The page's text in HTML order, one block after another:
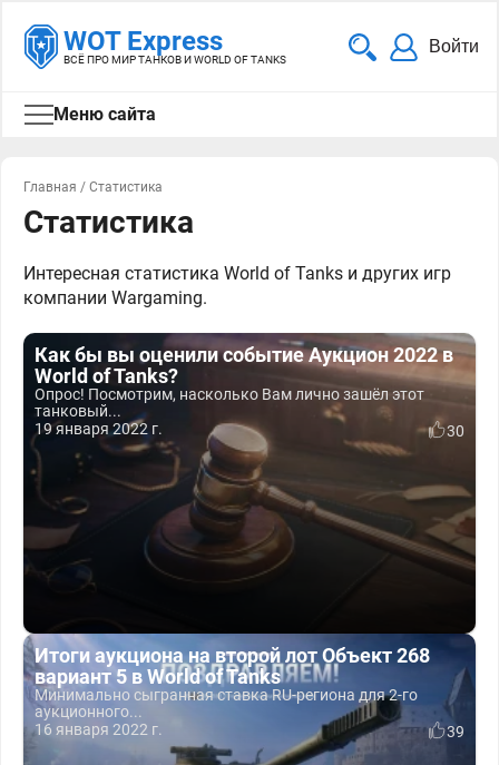
WOT Express
ВСЁ ПРО МИР ТАНКОВ И WORLD OF TANKS
Войти
Меню сайта
Главная / Статистика
Статистика
Интересная статистика World of Tanks и других игр
компании Wargaming.
Как бы вы оценили событие Аукцион 2022 в
World of Tanks?
Опрос! Посмотрим, насколько Вам лично зашёл этот
танковый...
19 января 2022 г.
30
Итоги аукциона на второй лот Объект 268
вариант 5 в World of Tanks
Минимально сыгранная ставка RU-региона для 2-го
аукционного...
16 января 2022 г.
39